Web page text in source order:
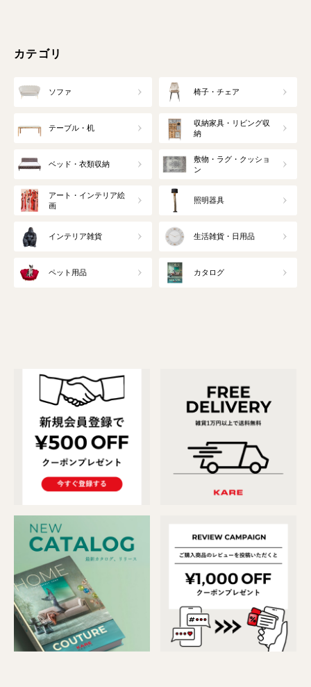
カテゴリ
ソファ 椅子・チェア
テーブル・机
収納家具・リビング収
納
ベッド・衣類収納
敷物・ラグ・クッショ
ン
アート・インテリア絵
画
照明器具
インテリア雑貨 生活雑貨・日用品
ペット用品 カタログ